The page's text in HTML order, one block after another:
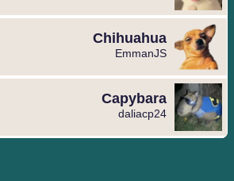
Chihuahua
EmmanJS
Capybara
daliacp24